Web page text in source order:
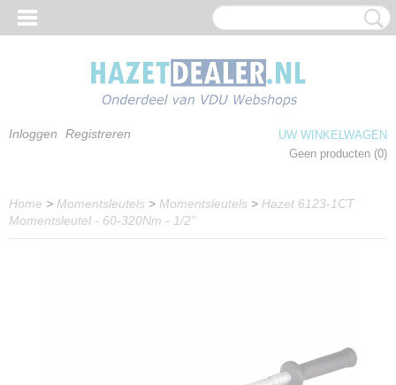
Inloggen Registreren
UW WINKELWAGEN
Geen producten (0)
Home > Momentsleutels > Momentsleutels > Hazet 6123-1CT
Momentsleutel - 60-320Nm - 1/2''